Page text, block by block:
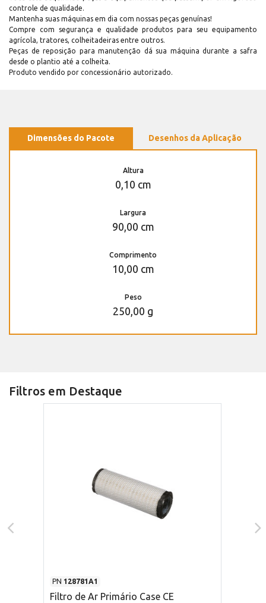
controle de qualidade.
Mantenha suas máquinas em dia com nossas peças genuínas!
Compre com segurança e qualidade produtos para seu equipamento
agrícola, tratores, colheitadeiras entre outros.
Peças de reposição para manutenção dá sua máquina durante a safra
desde o plantio até a colheita.
Produto vendido por concessionário autorizado.
Dimensões do Pacote Desenhos da Aplicação
Altura
0,10 cm
Largura
90,00 cm
Comprimento
10,00 cm
Peso
250,00 g
Filtros em Destaque
PN 128781A1
Filtro de Ar Primário Case CE